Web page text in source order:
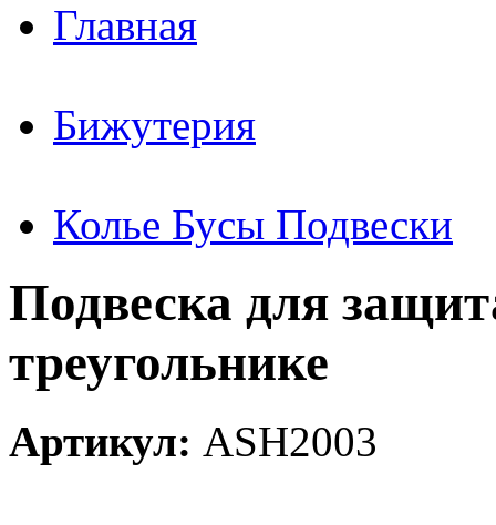
Главная
Бижутерия
Колье Бусы Подвески
Подвеска для
треугольнике
Артикул: ASH2003